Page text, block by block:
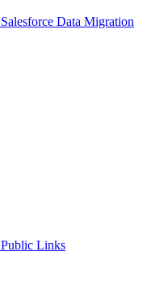
Salesforce Data Migration
Public Links